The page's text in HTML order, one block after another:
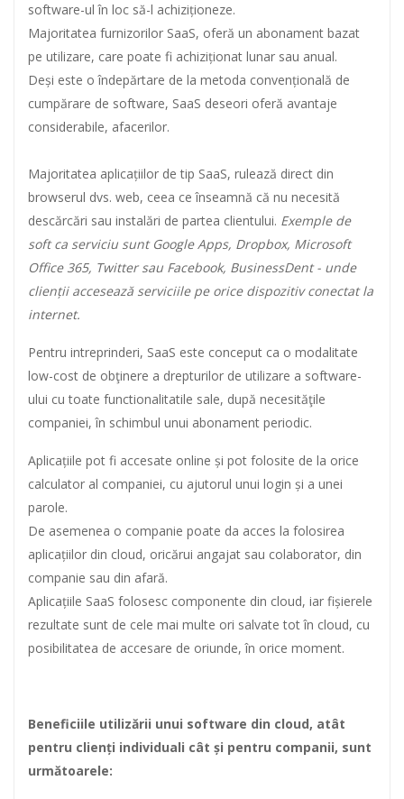
software-ul în loc să-l achiziționeze.
Majoritatea furnizorilor SaaS, oferă un abonament bazat
pe utilizare, care poate fi achiziționat lunar sau anual.
Deși este o îndepărtare de la metoda convențională de
cumpărare de software, SaaS deseori oferă avantaje
considerabile, afacerilor.
Majoritatea aplicațiilor de tip SaaS, rulează direct din
browserul dvs. web, ceea ce înseamnă că nu necesită
descărcări sau instalări de partea clientului. Exemple de
soft ca serviciu sunt Google Apps, Dropbox, Microsoft
Office 365, Twitter sau Facebook, BusinessDent - unde
clienții accesează serviciile pe orice dispozitiv conectat la
internet.
Pentru intreprinderi, SaaS este conceput ca o modalitate
low-cost de obţinere a drepturilor de utilizare a software-
ului cu toate functionalitatile sale, după necesităţile
companiei, în schimbul unui abonament periodic.
Aplicațiile pot fi accesate online și pot folosite de la orice
calculator al companiei, cu ajutorul unui login și a unei
parole.
De asemenea o companie poate da acces la folosirea
aplicațiilor din cloud, oricărui angajat sau colaborator, din
companie sau din afară.
Aplicațiile SaaS folosesc componente din cloud, iar fișierele
rezultate sunt de cele mai multe ori salvate tot în cloud, cu
posibilitatea de accesare de oriunde, în orice moment.
Beneficiile utilizării unui software din cloud, atât
pentru clienți individuali cât și pentru companii, sunt
următoarele: